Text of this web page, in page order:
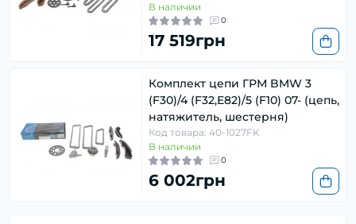
В наличии
0
17 519грн
Комплект цепи ГРМ BMW 3
(F30)/4 (F32,E82)/5 (F10) 07- (цепь,
натяжитель, шестерня)
Код товара: 40-1027FK
В наличии
0
6 002грн